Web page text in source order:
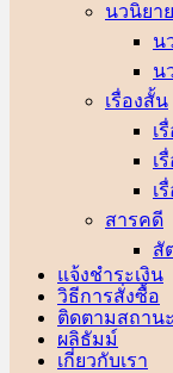
นวนิยาย
น
น
เรื่องสั้น
เ
เ
เ
สารคดี
สั
แจ้งชำระเงิน
วิธีการสั่งซื้อ
ติดตามสถาน
ผลิธัมม์
เกี่ยวกับเรา